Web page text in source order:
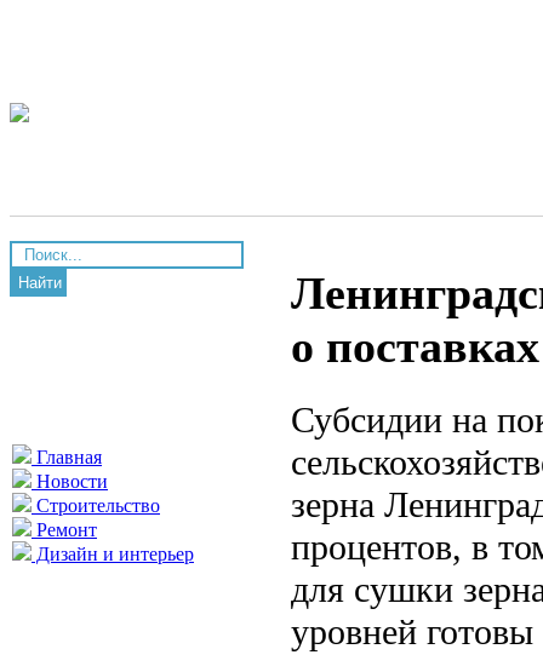
Найти
Главная
Новости
Строительство
Ремонт
Дизайн и интерьер
о
Субсидии на
зерна
процентов, в
для сушки
уровней